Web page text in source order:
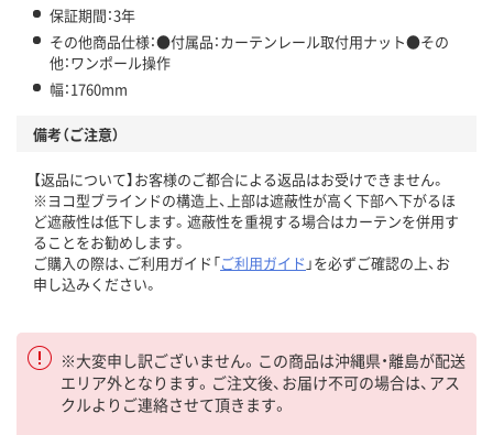
保証期間：3年
その他商品仕様：●付属品：カーテンレール取付用ナット●その
他：ワンポール操作
幅：1760mm
備考（ご注意）
【返品について】お客様のご都合による返品はお受けできません。
※ヨコ型ブラインドの構造上、上部は遮蔽性が高く下部へ下がるほ
ど遮蔽性は低下します。遮蔽性を重視する場合はカーテンを併用す
ることをお勧めします。
ご購入の際は、ご利用ガイド「ご利用ガイド 」を必ずご確認の上、お
申し込みください。
※大変申し訳ございません。この商品は沖縄県・離島が配送
エリア外となります。ご注文後、お届け不可の場合は、アス
クルよりご連絡させて頂きます。